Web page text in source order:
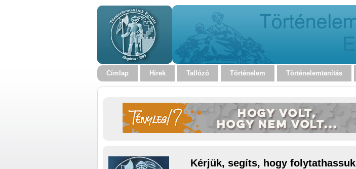
Címlap Hírek Tallózó Történelem Történelemtanítás
Kérjük, segíts, hogy folytathassuk